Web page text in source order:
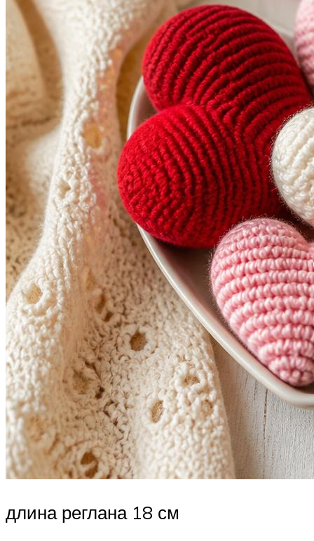
длина реглана 18 см